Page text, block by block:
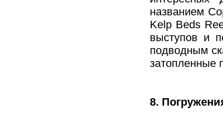
названием
Kelp Beds
выступов и
подводным
затопленные
8.